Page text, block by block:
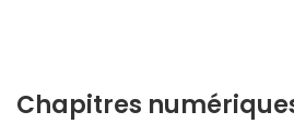
Chapitres